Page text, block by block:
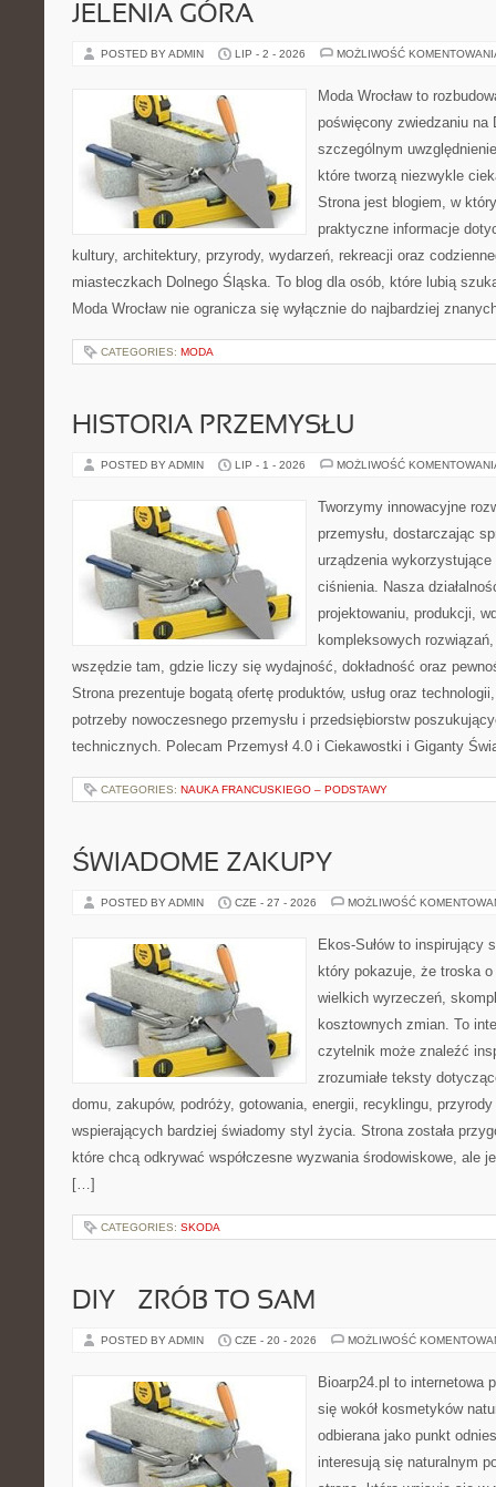
JELENIA GÓRA
POSTED BY ADMIN LIP - 2 - 2026 MOŻLIWOŚĆ
Moda Wrocław to
poświęcony zwiedzaniu na
szczególnym
które tworzą niezwykle
Strona jest blogiem, w
praktyczne informacje
kultury, architektury, przyrody, wydarzeń, rekreacji oraz
miasteczkach Dolnego Śląska. To blog dla osób, które lubią
Moda Wrocław nie ogranicza się wyłącznie do najbardziej
CATEGORIES: MODA
HISTORIA PRZEMYSŁU
POSTED BY ADMIN LIP - 1 - 2026 MOŻLIWOŚĆ
Tworzymy innowacyjne
przemysłu, dostarczając
urządzenia
ciśnienia. Nasza
projektowaniu, produkcji,
kompleksowych
wszędzie tam, gdzie liczy się wydajność, dokładność oraz
Strona prezentuje bogatą ofertę produktów, usług oraz
potrzeby nowoczesnego przemysłu i przedsiębiorstw
technicznych. Polecam Przemysł 4.0 i Ciekawostki i Giganty
CATEGORIES: NAUKA FRANCUSKIEGO – PODSTAWY
ŚWIADOME ZAKUPY
POSTED BY ADMIN CZE - 27 - 2026 MOŻLIWOŚĆ
Ekos-Sułów to inspirujący
który pokazuje, że troska
wielkich wyrzeczeń,
kosztownych zmian. To
czytelnik może znaleźć
zrozumiałe teksty
domu, zakupów, podróży, gotowania, energii, recyklingu,
wspierających bardziej świadomy styl życia. Strona została
które chcą odkrywać współczesne wyzwania środowiskowe, ale
[…]
CATEGORIES: SKODA
DIY – ZRÓB TO SAM
POSTED BY ADMIN CZE - 20 - 2026 MOŻLIWOŚĆ
Bioarp24.pl to internetowa
się wokół kosmetyków
odbierana jako punkt
interesują się naturalnym